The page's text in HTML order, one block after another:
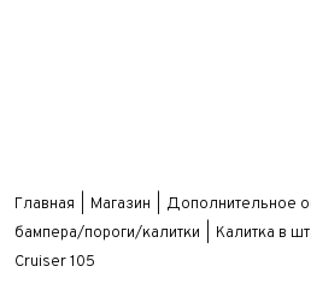
Главная Магазин Дополнительное
бампера/пороги/калитки
Калитка в
Cruiser 105